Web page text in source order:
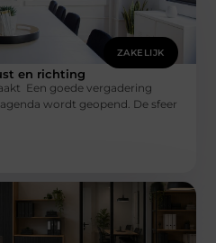
ZAKELIJK
en richting
Een goede vergadering
wordt geopend. De sfeer